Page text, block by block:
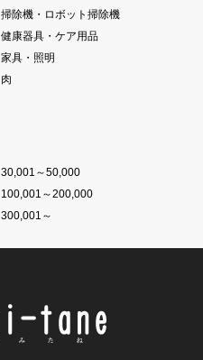
掃除機・ロボット掃除機
健康器具・ケア用品
家具・照明
肉
30,001～50,000
100,001～200,000
300,001～